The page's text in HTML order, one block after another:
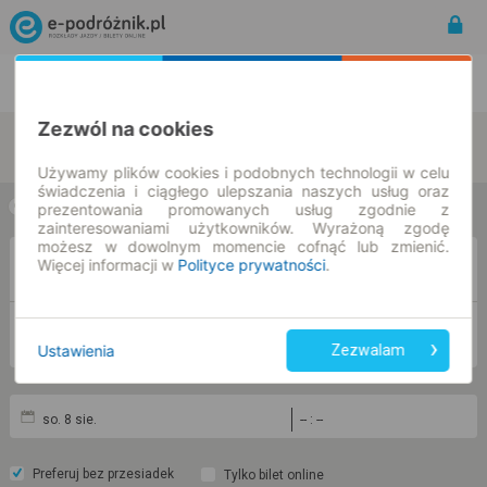
w jedną stronę w obie strony
Z
so. 8 sie. -- : --
Preferuj bez przesiadek Tylko bilet online
Zezwól na cookies
Używamy plików cookies i podobnych technologii w celu
świadczenia i ciągłego ulepszania naszych usług oraz
prezentowania promowanych usług zgodnie z
zainteresowaniami użytkowników. Wyrażoną zgodę
możesz w dowolnym momencie cofnąć lub zmienić.
Więcej informacji w Polityce prywatności.
Ustawienia Zezwalam